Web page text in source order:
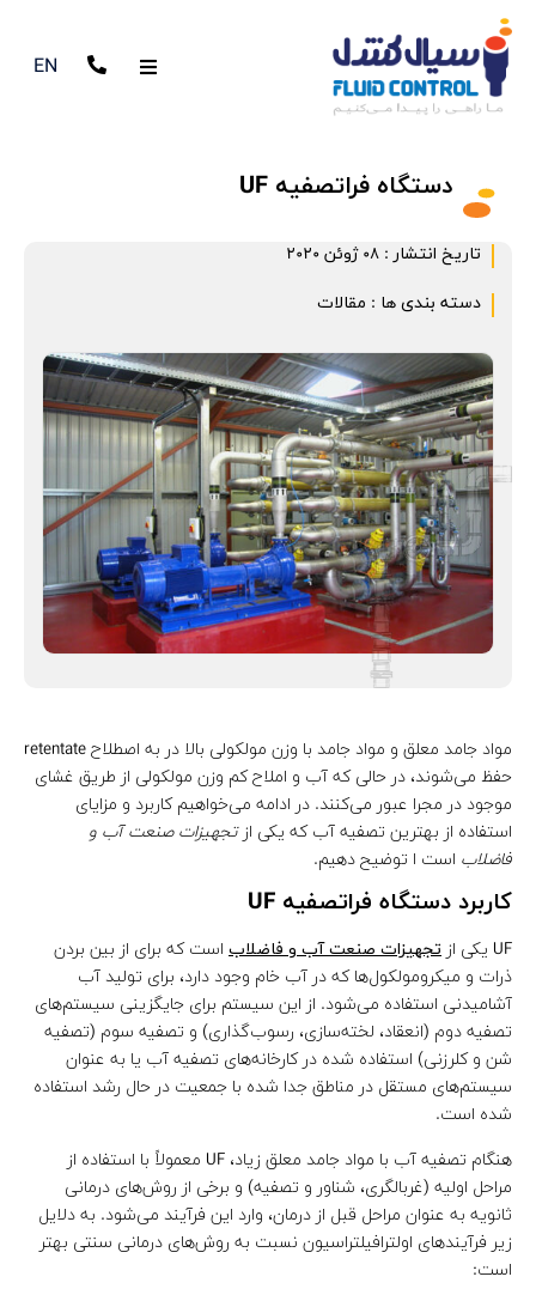
EN
دستگاه فراتصفیه UF
تاریخ انتشار : 08 ژوئن 2020
دسته بندی ها : مقالات
مواد جامد معلق و مواد جامد با وزن مولکولی بالا در به اصطلاح retentate
حفظ می‌شوند، در حالی که آب و املاح کم وزن مولکولی از طریق غشای
موجود در مجرا عبور می‌کنند. در ادامه می‌خواهیم کاربرد و مزایای
استفاده از بهترین تصفیه آب که یکی ازتجهیزات صنعت آب و
فاضلاب است ا توضیح دهیم.
کاربرد دستگاه فراتصفیه UF
UF یکی از تجهیزات صنعت آب و فاضلاب است که برای از بین بردن
ذرات و میکرومولکول‌ها که در آب خام وجود دارد، برای تولید آب
آشامیدنی استفاده می‌شود. از این سیستم برای جایگزینی سیستم‌های
تصفیه دوم (انعقاد، لخته‌سازی، رسوب‌گذاری) و تصفیه سوم (تصفیه
شن و کلرزنی) استفاده شده در کارخانه‌های تصفیه آب یا به عنوان
سیستم‌های مستقل در مناطق جدا شده با جمعیت در حال رشد استفاده
شده است.
هنگام تصفیه آب با مواد جامد معلق زیاد، UF معمولاً با استفاده از
مراحل اولیه (غربالگری، شناور و تصفیه) و برخی از روش‌های درمانی
ثانویه به عنوان مراحل قبل از درمان، وارد این فرآیند می‌شود. به دلایل
زیر فرآیندهای اولترافیلتراسیون نسبت به روش‌های درمانی سنتی بهتر
است: